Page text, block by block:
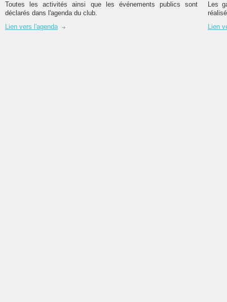
Toutes les activités ainsi que les événements publics sont
déclarés dans l'agenda du club.
Lien vers l'agenda
Les
Lien